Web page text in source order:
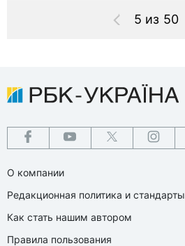
5 из 50
О компании
Редакционная политика и стандарты
Как стать нашим автором
Правила пользования